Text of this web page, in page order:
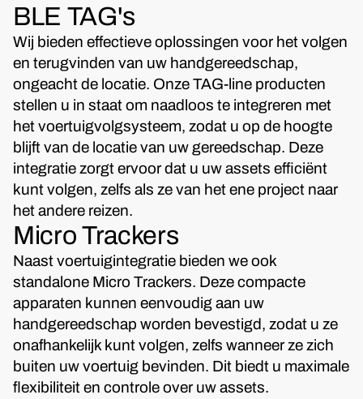
BLE TAG's
Wij bieden effectieve oplossingen voor het volgen
en terugvinden van uw handgereedschap,
ongeacht de locatie. Onze TAG-line producten
stellen u in staat om naadloos te integreren met
het voertuigvolgsysteem, zodat u op de hoogte
blijft van de locatie van uw gereedschap. Deze
integratie zorgt ervoor dat u uw assets efficiënt
kunt volgen, zelfs als ze van het ene project naar
het andere reizen.
Micro Trackers
Naast voertuigintegratie bieden we ook
standalone Micro Trackers. Deze compacte
apparaten kunnen eenvoudig aan uw
handgereedschap worden bevestigd, zodat u ze
onafhankelijk kunt volgen, zelfs wanneer ze zich
buiten uw voertuig bevinden. Dit biedt u maximale
flexibiliteit en controle over uw assets.